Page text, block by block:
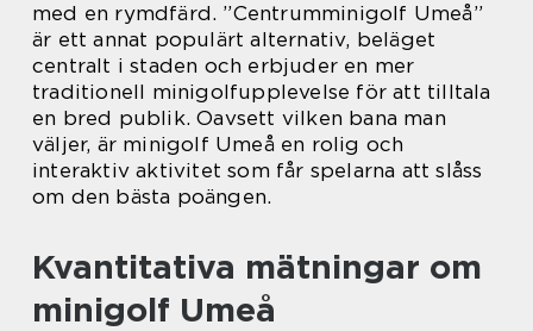
med en rymdfärd. ”Centrumminigolf Umeå”
är ett annat populärt alternativ, beläget
centralt i staden och erbjuder en mer
traditionell minigolfupplevelse för att tilltala
en bred publik. Oavsett vilken bana man
väljer, är minigolf Umeå en rolig och
interaktiv aktivitet som får spelarna att slåss
om den bästa poängen.
Kvantitativa mätningar om
minigolf Umeå